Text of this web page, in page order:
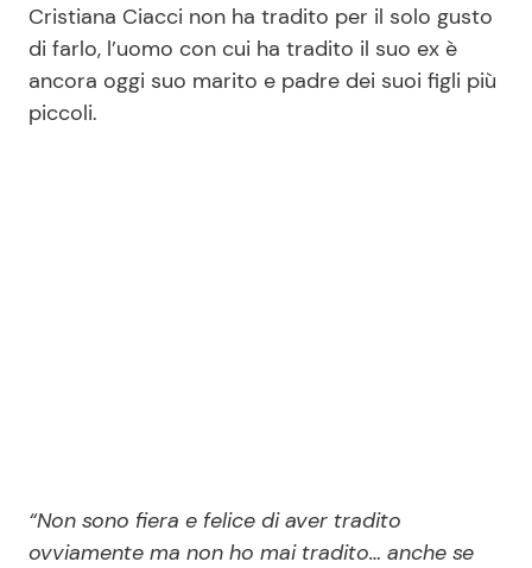
Salute
Viaggi e Turismo
Ricette Facili e Veloci
Ricette Feste
Redazione
Cristiana Ciacci non ha tradito per il solo gusto
di farlo, l’uomo con cui ha tradito il suo ex è
ancora oggi suo marito e padre dei suoi figli più
piccoli.
“Non sono fiera e felice di aver tradito
ovviamente ma non ho mai tradito… anche se